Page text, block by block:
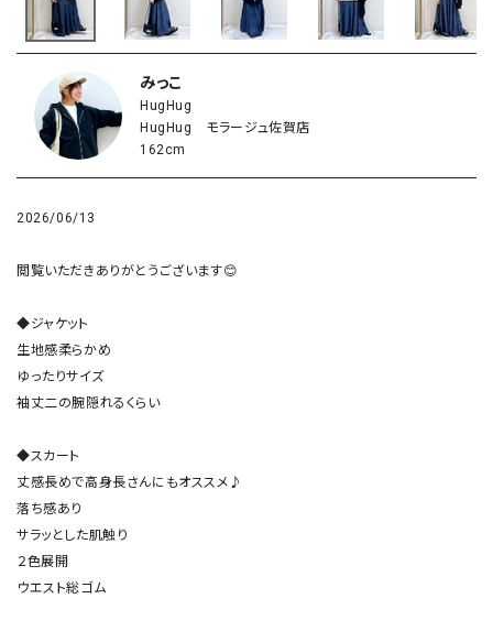
みっこ
HugHug
HugHug モラージュ佐賀店
162cm
2026/06/13
閲覧いただきありがとうございます😊
◆ジャケット
生地感柔らかめ
ゆったりサイズ
袖丈二の腕隠れるくらい
◆スカート
丈感長めで高身長さんにもオススメ♪
落ち感あり
サラッとした肌触り
２色展開
ウエスト総ゴム